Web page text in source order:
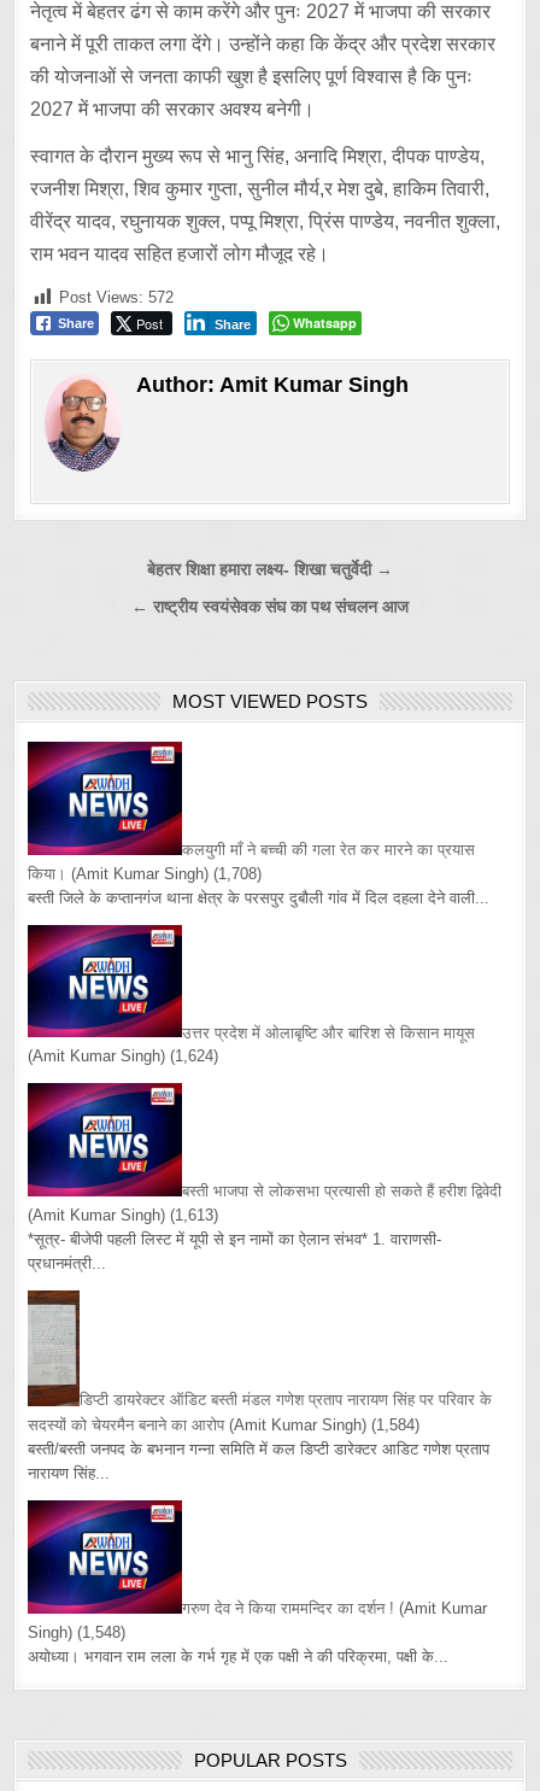
नेतृत्व में बेहतर ढंग से काम करेंगे और पुनः 2027 में भाजपा की सरकार
बनाने में पूरी ताकत लगा देंगे। उन्होंने कहा कि केंद्र और प्रदेश सरकार
की योजनाओं से जनता काफी खुश है इसलिए पूर्ण विश्वास है कि पुनः
2027 में भाजपा की सरकार अवश्य बनेगी।
स्वागत के दौरान मुख्य रूप से भानु सिंह, अनादि मिश्रा, दीपक पाण्डेय,
रजनीश मिश्रा, शिव कुमार गुप्ता, सुनील मौर्य,र मेश दुबे, हाकिम तिवारी,
वीरेंद्र यादव, रघुनायक शुक्ल, पप्पू मिश्रा, प्रिंस पाण्डेय, नवनीत शुक्ला,
राम भवन यादव सहित हजारों लोग मौजूद रहे।
Post Views: 572
Share Post Share Whatsapp
Author:Amit Kumar Singh
navigation
बेहतर शिक्षा हमारा लक्ष्य- शिखा चतुर्वेदी →
← राष्ट्रीय स्वयंसेवक संघ का पथ संचलन आज
MOST VIEWED POSTS
कलयुगी माँ ने बच्ची की गला रेत कर मारने का प्रयास
किया। (Amit Kumar Singh) (1,708)
बस्ती जिले के कप्तानगंज थाना क्षेत्र के परसपुर दुबौली गांव में दिल दहला देने वाली...
उत्तर प्रदेश में ओलाबृष्टि और बारिश से किसान मायूस
(Amit Kumar Singh) (1,624)
बस्ती भाजपा से लोकसभा प्रत्यासी हो सकते हैं हरीश द्विवेदी
(Amit Kumar Singh) (1,613)
*सूत्र- बीजेपी पहली लिस्ट में यूपी से इन नामों का ऐलान संभव* 1. वाराणसी-
प्रधानमंत्री...
डिप्टी डायरेक्टर ऑडिट बस्ती मंडल गणेश प्रताप नारायण सिंह पर परिवार के
सदस्यों को चेयरमैन बनाने का आरोप (Amit Kumar Singh) (1,584)
बस्ती/बस्ती जनपद के बभनान गन्ना समिति में कल डिप्टी डारेक्टर आडिट गणेश प्रताप
नारायण सिंह...
गरुण देव ने किया राममन्दिर का दर्शन ! (Amit Kumar
Singh) (1,548)
अयोध्या। भगवान राम लला के गर्भ गृह में एक पक्षी ने की परिक्रमा, पक्षी के...
POPULAR POSTS